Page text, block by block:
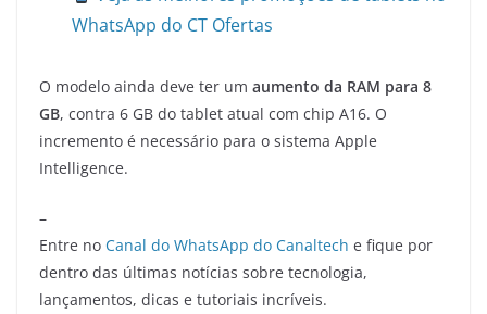
WhatsApp do CT Ofertas
O modelo ainda deve ter um aumento da RAM para 8
GB, contra 6 GB do tablet atual com chip A16. O
incremento é necessário para o sistema Apple
Intelligence.
–
Entre no Canal do WhatsApp do Canaltech e fique por
dentro das últimas notícias sobre tecnologia,
lançamentos, dicas e tutoriais incríveis.